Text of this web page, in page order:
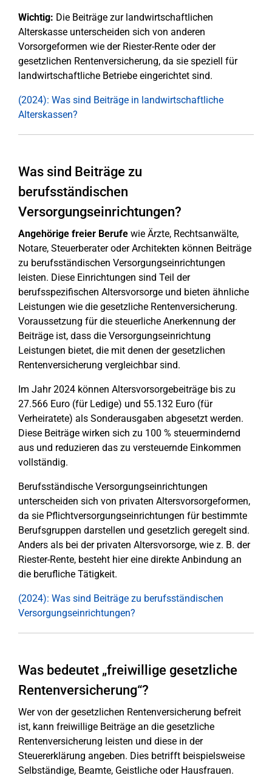
Wichtig: Die Beiträge zur landwirtschaftlichen
Alterskasse unterscheiden sich von anderen
Vorsorgeformen wie der Riester-Rente oder der
gesetzlichen Rentenversicherung, da sie speziell für
landwirtschaftliche Betriebe eingerichtet sind.
(2024): Was sind Beiträge in landwirtschaftliche
Alterskassen?
Was sind Beiträge zu
berufsständischen
Versorgungseinrichtungen?
Angehörige freier Berufe wie Ärzte, Rechtsanwälte,
Notare, Steuerberater oder Architekten können Beiträge
zu berufsständischen Versorgungseinrichtungen
leisten. Diese Einrichtungen sind Teil der
berufsspezifischen Altersvorsorge und bieten ähnliche
Leistungen wie die gesetzliche Rentenversicherung.
Voraussetzung für die steuerliche Anerkennung der
Beiträge ist, dass die Versorgungseinrichtung
Leistungen bietet, die mit denen der gesetzlichen
Rentenversicherung vergleichbar sind.
Im Jahr 2024 können Altersvorsorgebeiträge bis zu
27.566 Euro (für Ledige) und 55.132 Euro (für
Verheiratete) als Sonderausgaben abgesetzt werden.
Diese Beiträge wirken sich zu 100 % steuermindernd
aus und reduzieren das zu versteuernde Einkommen
vollständig.
Berufsständische Versorgungseinrichtungen
unterscheiden sich von privaten Altersvorsorgeformen,
da sie Pflichtversorgungseinrichtungen für bestimmte
Berufsgruppen darstellen und gesetzlich geregelt sind.
Anders als bei der privaten Altersvorsorge, wie z. B. der
Riester-Rente, besteht hier eine direkte Anbindung an
die berufliche Tätigkeit.
(2024): Was sind Beiträge zu berufsständischen
Versorgungseinrichtungen?
Was bedeutet „freiwillige gesetzliche
Rentenversicherung“?
Wer von der gesetzlichen Rentenversicherung befreit
ist, kann freiwillige Beiträge an die gesetzliche
Rentenversicherung leisten und diese in der
Steuererklärung angeben. Dies betrifft beispielsweise
Selbständige, Beamte, Geistliche oder Hausfrauen.